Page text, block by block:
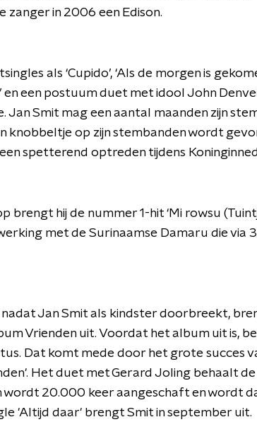
zanger in 2006 een Edison.
als ‘Cupido’, ‘Als de morgen is
en een postuum duet met idool John
Jan Smit mag een aantal maanden zijn
knobbeltje op zijn stembanden wordt
spetterend optreden tijdens
brengt hij de nummer 1-hit ‘Mi rowsu
met de Surinaamse Damaru die via
Jan Smit als kindster doorbreekt,
Vrienden uit. Voordat het album uit is,
Dat komt mede door het grote succes
Het duet met Gerard Joling behaalt
wordt 20.000 keer aangeschaft en wordt
'Altijd daar' brengt Smit in september uit.